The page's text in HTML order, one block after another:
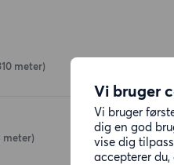
Vi bruger
Vi bruger
dig en god
vise dig
accepterer
meter)
meter)